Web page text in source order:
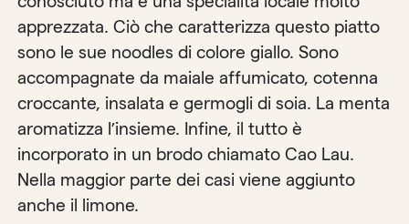
apprezzata. Ciò che caratterizza questo piatto
sono le sue noodles di colore giallo. Sono
accompagnate da maiale affumicato, cotenna
croccante, insalata e germogli di soia. La menta
aromatizza l’insieme. Infine, il tutto è
incorporato in un brodo chiamato Cao Lau.
Nella maggior parte dei casi viene aggiunto
anche il limone.